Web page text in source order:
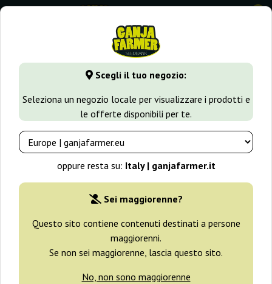
Scegli il tuo negozio:
Seleziona un negozio locale per visualizzare i prodotti e
le offerte disponibili per te.
oppure resta su: Italy | ganjafarmer.it
Sei maggiorenne?
Questo sito contiene contenuti destinati a persone
maggiorenni.
Se non sei maggiorenne, lascia questo sito.
No, non sono maggiorenne
0
GanjaFarmer.it Seedbank Vision Seeds
Semi Vision Seeds
Filtri Ordinamento